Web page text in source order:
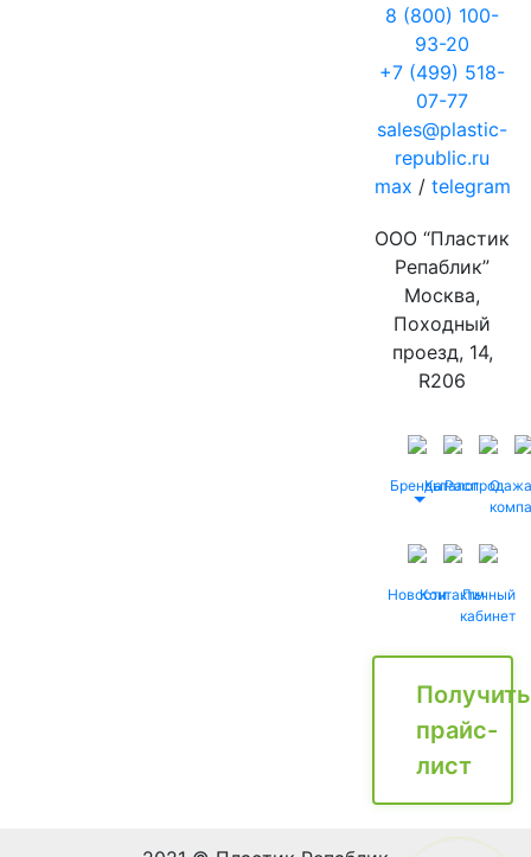
8 (800) 100-
93-20
+7 (499) 518-
07-77
sales@plastic-
republic.ru
max / telegram
ООО “Пластик
Репаблик”
Москва,
Походный
проезд, 14,
R206
БрендыКаталог
Распродажа
О
НовостиКонтактыЛичный
кабинет
Получить
прайс-
лист